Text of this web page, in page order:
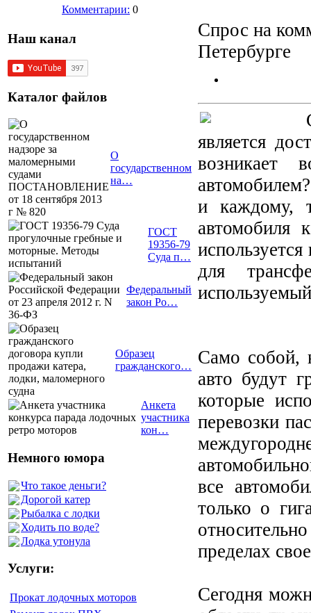
Комментарии: 0
Наш канал
Каталог файлов
О
государственном
на…
ГОСТ
19356-79
Суда п…
Федеральный
закон Ро…
Образец
гражданского…
Анкета
участника
кон…
Немного юмора
Что такое деньги?
Дорогой катер
Рыбалка с лодки
Ходить по воде?
Лодка утонула
Услуги:
Прокат лодочных моторов
Спрос на
Петербурге
является
возникает
и каждому,
автомобиля
для
Само собой,
авто будут
которые
перевозки
все
только о
пределах
Сегодня